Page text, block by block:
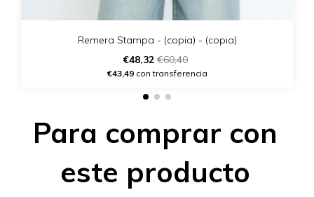
Remera Stampa - (copia) - (copia)
€48,32€60,40
€43,49con transferencia
Para comprar con
este producto